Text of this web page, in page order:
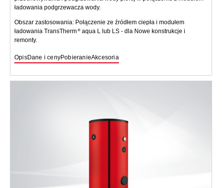
ładowania podgrzewacza wody.
Obszar zastosowania: Połączenie ze źródłem ciepła i modułem
ładowania TransTherm
aqua L lub LS - dla Nowe konstrukcje i
remonty.
OpisDane i cenyPobieranieAkcesoria